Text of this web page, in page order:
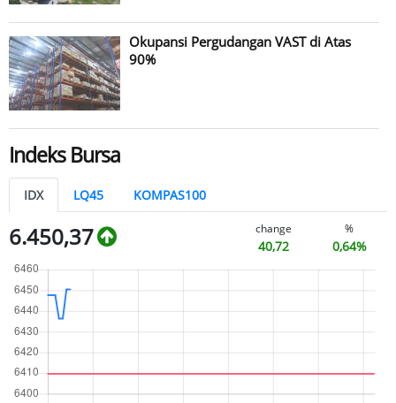
Okupansi Pergudangan VAST di Atas
90%
Indeks Bursa
IDX LQ45 KOMPAS100
6.450,37 change
40,72
%
0,64%